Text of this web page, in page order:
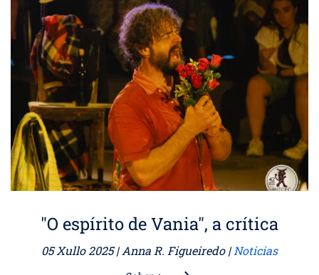
"O espírito de Vania", a crítica
05 Xullo 2025| Anna R. Figueiredo | Noticias